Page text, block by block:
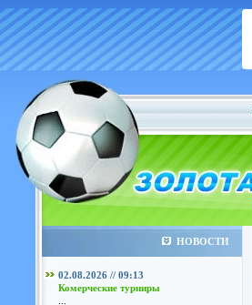
НОВОСТИ
02.08.2026 // 09:13
Комерческие турниры